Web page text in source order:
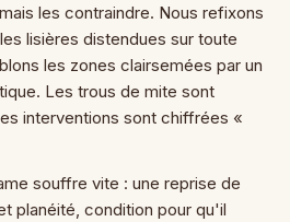
les contraindre. Nous refixons
lisières distendues sur toute
les zones clairsemées par un
Les trous de mite sont
interventions sont chiffrées «
souffre vite : une reprise de
planéité, condition pour qu'il